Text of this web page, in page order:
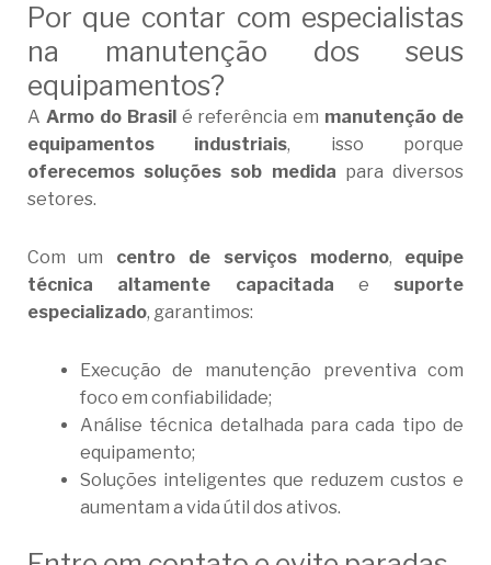
Por que contar com especialistas
na manutenção dos seus
equipamentos?
A Armo do Brasilé referência em manutenção de
equipamentos industriais, isso porque
oferecemos soluções sob medida para diversos
setores.
Com um centro de serviços moderno, equipe
técnica altamente capacitada e suporte
especializado, garantimos:
Execução de manutenção preventiva com
foco em confiabilidade;
Análise técnica detalhada para cada tipo de
equipamento;
Soluções inteligentes que reduzem custos e
aumentam a vida útil dos ativos.